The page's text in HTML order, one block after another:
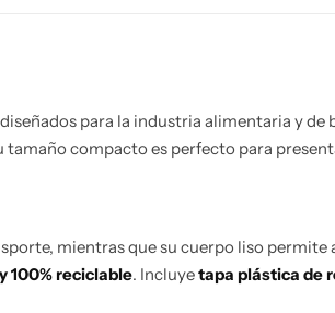
para la industria alimentaria y de
tamaño compacto es perfecto para
mientras que su cuerpo liso
100% reciclable. Incluyetapa plástica de